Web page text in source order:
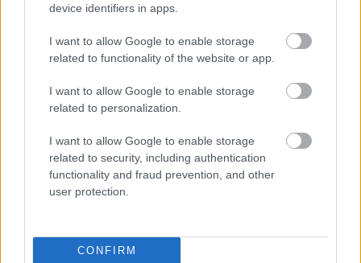
device identifiers in apps.
I want to allow Google to enable storage
related to functionality of the website or app.
I want to allow Google to enable storage
related to personalization.
I want to allow Google to enable storage
related to security, including authentication
functionality and fraud prevention, and other
user protection.
CONFIRM
Paks II.: Mit jelent az 5. blokk új
mérföldköve a felülvizsgálat
Elkészült a Liszt Ferenc repülőtér
közelében lévő logisztikai bázis út- és
közműhálózatának fejlesztése
Egyetlen, fél évszázados vezetéken
múlt Bicske vízellátása